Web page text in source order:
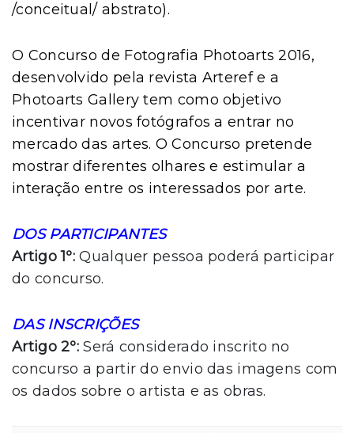
/conceitual/ abstrato).
O Concurso de Fotografia Photoarts 2016,
desenvolvido pela revista Arteref e a
Photoarts Gallery tem como objetivo
incentivar novos fotógrafos a entrar no
mercado das artes. O Concurso pretende
mostrar diferentes olhares e estimular a
interação entre os interessados por arte.
DOS PARTICIPANTES
Artigo 1º: Qualquer pessoa poderá participar
do concurso.
DAS INSCRIÇÕES
Artigo 2º: Será considerado inscrito no
concurso a partir do envio das imagens com
os dados sobre o artista e as obras.